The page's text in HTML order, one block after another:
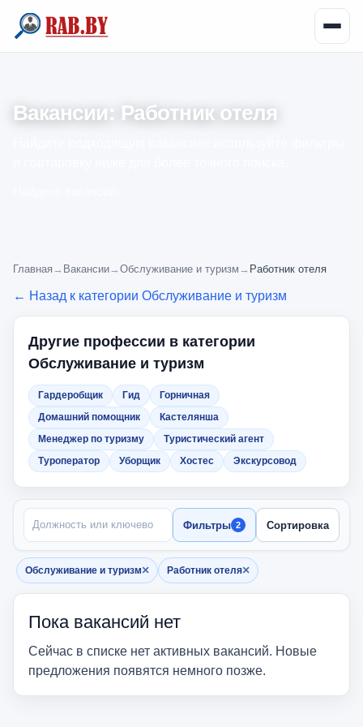
Вакансии: Работник отеля
Главная → Вакансии→ Обслуживание и туризм → Работник отеля
← Назад к категории Обслуживание и туризм
Другие профессии в категории
Обслуживание и туризм
Гардеробщик Гид
Горничная
Домашний помощник
Кастелянша
Менеджер по туризму
Туристический агент
Туроператор
Уборщик Хостес Экскурсовод
ПОИСК ПО НАЗВАНИЮ
Фильтры 2 Сортировка
Обслуживание и туризм×
Убрать фильтр
Работник отеля×
Убрать фильтр
Пока вакансий нет
Сейчас в списке нет активных вакансий. Новые
предложения появятся немного позже.